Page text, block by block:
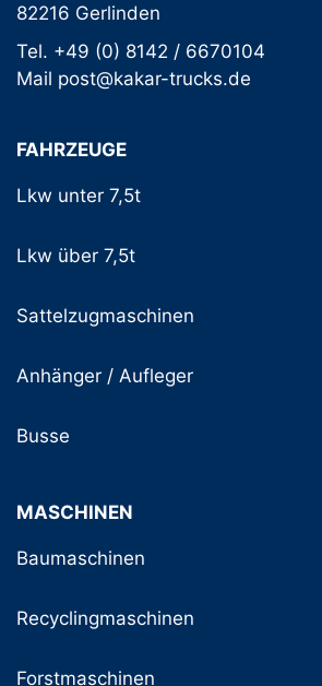
82216 Gerlinden
Tel. +49 (0) 8142 / 6670104
Mail post@kakar-trucks.de
FAHRZEUGE
Lkw unter 7,5t
Lkw über 7,5t
Sattelzugmaschinen
Anhänger / Aufleger
Busse
MASCHINEN
Baumaschinen
Recyclingmaschinen
Forstmaschinen